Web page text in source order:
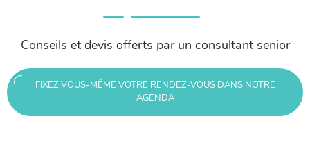
Conseils et devis offerts par un consultant senior
FIXEZ VOUS-MÊME VOTRE RENDEZ-VOUS DANS NOTRE
AGENDA